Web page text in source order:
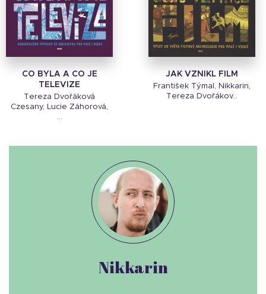
CO BYLA A CO JE
TELEVIZE
Tereza Dvořáková
Czesany, Lucie Záhorová,
...
JAK VZNIKL FILM
František Týmal, Nikkarin,
Tereza Dvořákov...
Nikkarin